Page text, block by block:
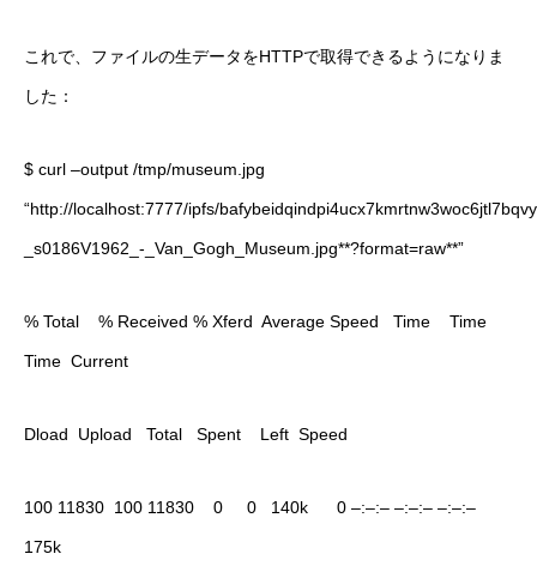
これで、ファイルの生データをHTTPで取得できるようになりま
した：
$ curl –output /tmp/museum.jpg
“http://localhost:7777/ipfs/
_s0186V1962_-_Van_Gogh_Museum.jpg**?format=raw**”
% Total % Received % Xferd Average Speed Time Time
Time Current
Dload Upload Total Spent Left Speed
100 11830 100 11830 0 0 140k 0 –:–:– –:–:– –:–:–
175k